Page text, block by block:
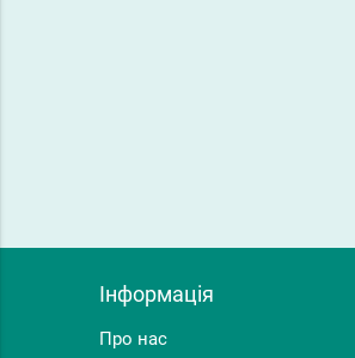
Інформація
Про нас